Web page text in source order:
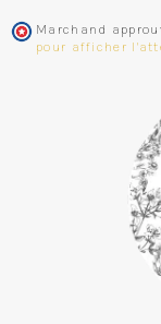
Marchand
pour afficher